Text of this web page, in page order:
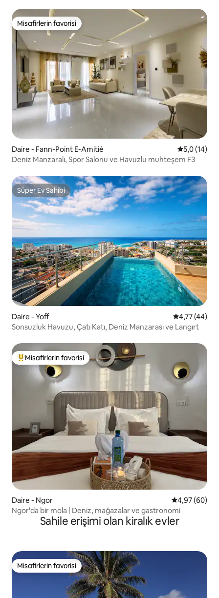
Misafirlerin favorisi
Misafirlerin favorisi
Daire - Fann-Point E-Amitié 55,0 (14)
Deniz Manzaralı, Spor Salonu ve Havuzlu muhteşem F3
Süper Ev Sahibi
Süper Ev Sahibi
Daire - Yoff 5 üzerinden
4,77 (44)
Sonsuzluk Havuzu, Çatı Katı, Deniz Manzarası ve Langırt
Misafirlerin favorilerinden en beğenilenler arasında
Misafirlerin favorisi
Daire - Ngor 5 üzerinden
4,97 (60)
Ngor'da bir mola | Deniz, mağazalar ve gastronomi
Sahile erişimi olan kiralık evler
Misafirlerin favorisi
Misafirlerin favorisi